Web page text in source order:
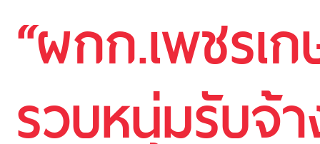
“ผกก.เพชรเ
รวบหนุ่มรับจ้า